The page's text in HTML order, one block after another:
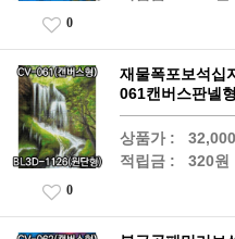
0
재물폭포보석십
061캔버스판넬
상품가 :
적립금 : 320원
0